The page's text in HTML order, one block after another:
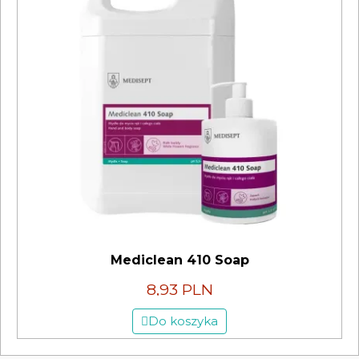
Mediclean 410 Soap
8,93 PLN
Do koszyka